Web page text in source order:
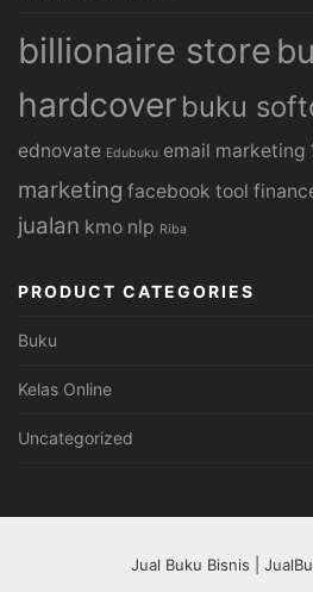
billionaire store
hardcover buku
ednovate Edubuku email marketing
marketing facebook tool
jualan kmo nlp Riba
PRODUCT CATEGORIES
Buku
Kelas Online
Uncategorized
Jual Buku Bisnis |